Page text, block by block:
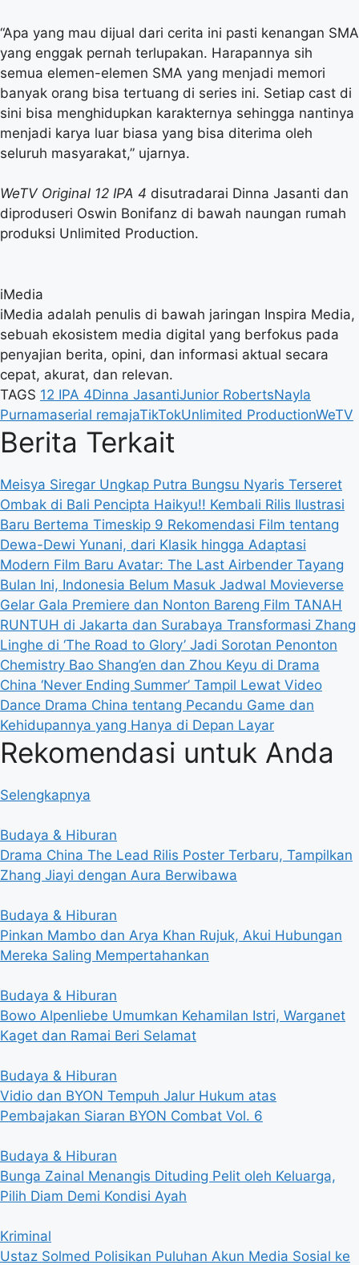
“Apa yang mau dijual dari cerita ini pasti kenangan SMA
yang enggak pernah terlupakan. Harapannya sih
semua elemen-elemen SMA yang menjadi memori
banyak orang bisa tertuang di series ini. Setiap cast di
sini bisa menghidupkan karakternya sehingga nantinya
menjadi karya luar biasa yang bisa diterima oleh
seluruh masyarakat,” ujarnya.
WeTV Original 12 IPA 4 disutradarai Dinna Jasanti dan
diproduseri Oswin Bonifanz di bawah naungan rumah
produksi Unlimited Production.
iMedia
iMedia adalah penulis di bawah jaringan Inspira Media,
sebuah ekosistem media digital yang berfokus pada
penyajian berita, opini, dan informasi aktual secara
cepat, akurat, dan relevan.
TAGS 12 IPA 4Dinna JasantiJunior RobertsNayla
Purnamaserial remajaTikTokUnlimited ProductionWeTV
Berita Terkait
Meisya Siregar Ungkap Putra Bungsu Nyaris Terseret
Ombak di Bali Pencipta Haikyu!! Kembali Rilis Ilustrasi
Baru Bertema Timeskip 9 Rekomendasi Film tentang
Dewa-Dewi Yunani, dari Klasik hingga Adaptasi
Modern Film Baru Avatar: The Last Airbender Tayang
Bulan Ini, Indonesia Belum Masuk Jadwal Movieverse
Gelar Gala Premiere dan Nonton Bareng Film TANAH
RUNTUH di Jakarta dan Surabaya Transformasi Zhang
Linghe di ‘The Road to Glory’ Jadi Sorotan Penonton
Chemistry Bao Shang’en dan Zhou Keyu di Drama
China ‘Never Ending Summer’ Tampil Lewat Video
Dance Drama China tentang Pecandu Game dan
Kehidupannya yang Hanya di Depan Layar
Rekomendasi untuk Anda
Selengkapnya
Budaya & Hiburan
Drama China The Lead Rilis Poster Terbaru, Tampilkan
Zhang Jiayi dengan Aura Berwibawa
Budaya & Hiburan
Pinkan Mambo dan Arya Khan Rujuk, Akui Hubungan
Mereka Saling Mempertahankan
Budaya & Hiburan
Bowo Alpenliebe Umumkan Kehamilan Istri, Warganet
Kaget dan Ramai Beri Selamat
Budaya & Hiburan
Vidio dan BYON Tempuh Jalur Hukum atas
Pembajakan Siaran BYON Combat Vol. 6
Budaya & Hiburan
Bunga Zainal Menangis Dituding Pelit oleh Keluarga,
Pilih Diam Demi Kondisi Ayah
Kriminal
Ustaz Solmed Polisikan Puluhan Akun Media Sosial ke